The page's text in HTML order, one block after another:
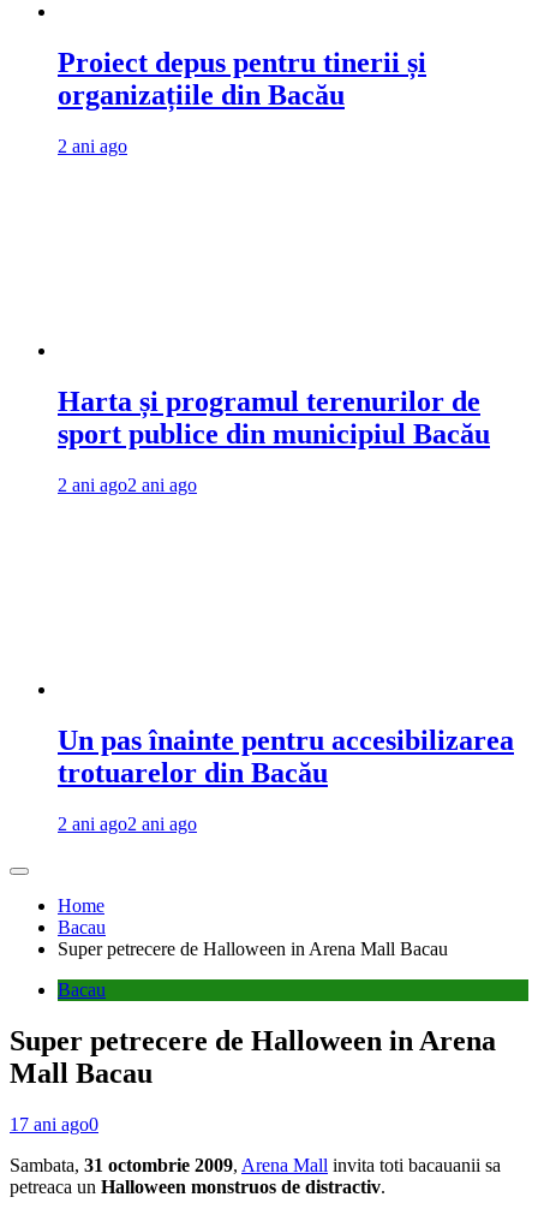
Proiect depus pentru tinerii și
organizațiile din Bacău
2 ani ago
Harta și programul terenurilor de
sport publice din municipiul Bacău
2 ani ago2 ani ago
Un pas înainte pentru accesibilizarea
trotuarelor din Bacău
2 ani ago2 ani ago
Home
Bacau
Super petrecere de Halloween in Arena Mall Bacau
Bacau
Super petrecere de Halloween in Arena
Mall Bacau
17 ani ago0
Sambata, 31 octombrie 2009, Arena Mall invita toti bacauanii sa
petreaca un Halloween monstruos de distractiv.